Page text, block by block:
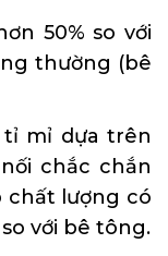
50% so với
thường (bê
mỉ dựa trên
chắc chắn
chất lượng có
với bê tông.